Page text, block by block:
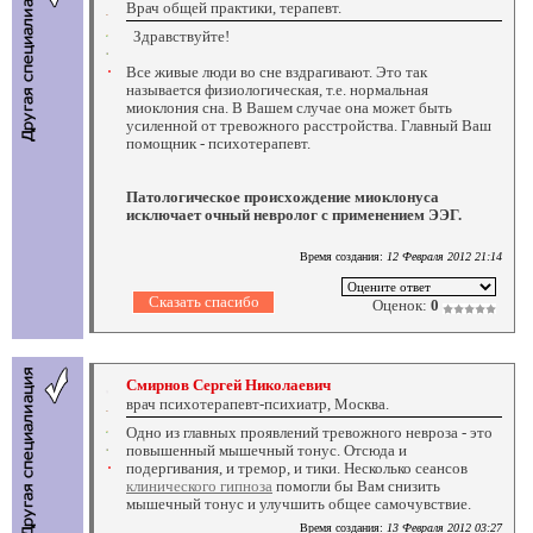
Врач общей практики, терапевт.
Здравствуйте!
Все живые люди во сне вздрагивают. Это так
называется физиологическая, т.е. нормальная
миоклония сна. В Вашем случае она может быть
усиленной от тревожного расстройства. Главный Ваш
помощник - психотерапевт.
Патологическое происхождение миоклонуса
исключает очный невролог с применением ЭЭГ.
Время создания: 12 Февраля 2012 21:14
Оценок: 0
Смирнов Сергей Николаевич
врач психотерапевт-психиатр, Москва.
Одно из главных проявлений тревожного невроза - это
повышенный мышечный тонус. Отсюда и
подергивания, и тремор, и тики. Несколько сеансов
клинического гипноза помогли бы Вам снизить
мышечный тонус и улучшить общее самочувствие.
Время создания: 13 Февраля 2012 03:27